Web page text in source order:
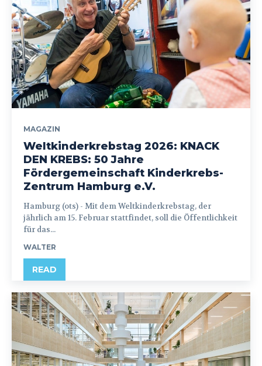
MAGAZIN
Weltkinderkrebstag 2026: KNACK
DEN KREBS: 50 Jahre
Fördergemeinschaft Kinderkrebs-
Zentrum Hamburg e.V.
Hamburg (ots) - Mit dem Weltkinderkrebstag, der
jährlich am 15. Februar stattfindet, soll die Öffentlichkeit
für das...
WALTER
READ